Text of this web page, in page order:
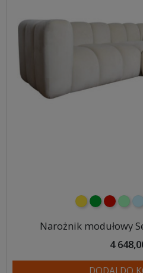
żółtyzielony
Narożnik modułowy
4